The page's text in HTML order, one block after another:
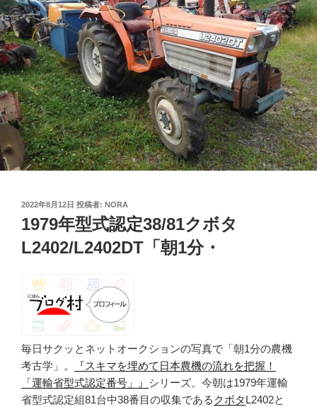
投
稿
日:
2022年8月12日 投稿者: NORA
1979年型式認定38/81クボタ
L2402/L2402DT「朝1分・
毎日サクッとネットオークションの写真で「朝1分の農機
考古学」。
『スキマを埋めて日本農機の流れを把握！
「運輸省型式認定番号」』 シリーズ。今朝は1979年運輸
省型式認定組81台中38番目の収集である クボタL2402と